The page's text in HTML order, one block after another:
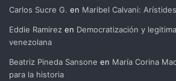
Carlos Sucre G. en Maribel Calvani:
Eddie Ramirez en Democratización y
venezolana
Beatriz Pineda Sansone en María Corina
para la historia